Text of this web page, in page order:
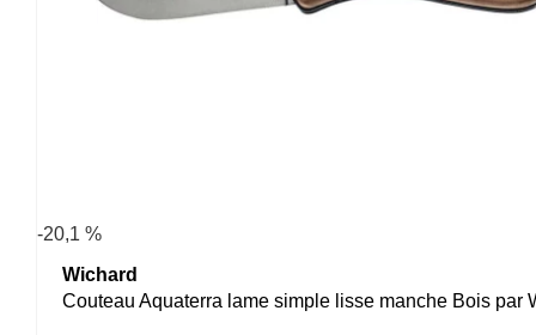
-20,1 %
Wichard
Couteau Aquaterra lame simple lisse manche Bois par